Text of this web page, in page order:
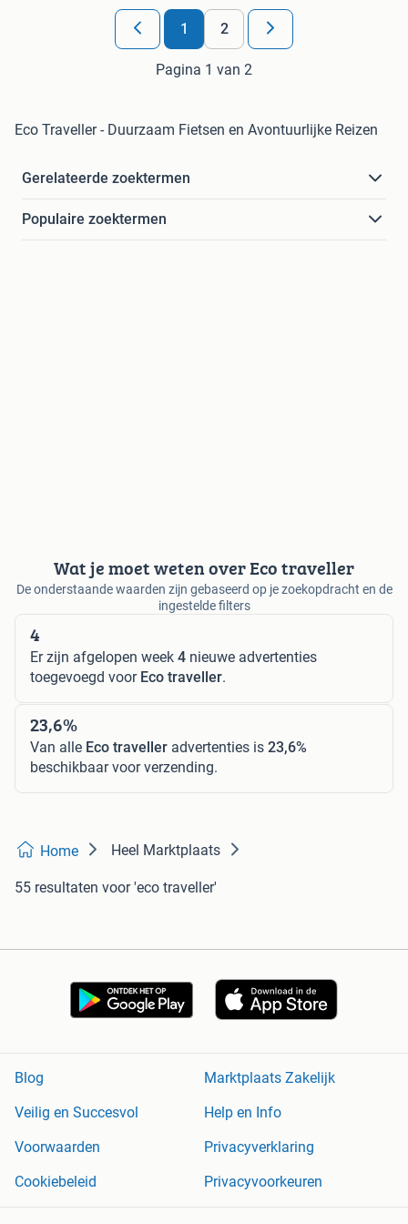
1 2
Pagina 1 van 2
Eco Traveller - Duurzaam Fietsen en Avontuurlijke Reizen
Gerelateerde zoektermen
Populaire zoektermen
Wat je moet weten over Eco traveller
De onderstaande waarden zijn gebaseerd op je zoekopdracht en de
ingestelde filters
4
Er zijn afgelopen week 4 nieuwe advertenties
toegevoegd voor Eco traveller.
23,6%
Van alle Eco traveller advertenties is 23,6%
beschikbaar voor verzending.
Home Heel Marktplaats
55 resultaten voor 'eco traveller'
Blog
Marktplaats Zakelijk
Veilig en Succesvol
Help en Info
Voorwaarden
Privacyverklaring
Cookiebeleid
Privacyvoorkeuren